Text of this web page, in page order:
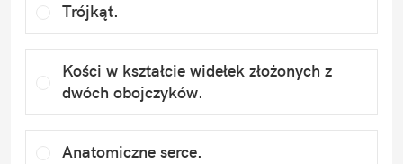
Trójkąt.
Kości w kształcie widełek złożonych z
dwóch obojczyków.
Anatomiczne serce.